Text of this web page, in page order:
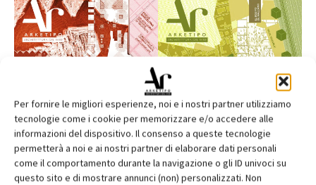
Per fornire le migliori esperienze, noi e i nostri partner utilizziamo
tecnologie come i cookie per memorizzare e/o accedere alle
informazioni del dispositivo. Il consenso a queste tecnologie
permetterà a noi e ai nostri partner di elaborare dati personali
come il comportamento durante la navigazione o gli ID univoci su
questo sito e di mostrare annunci (non) personalizzati. Non